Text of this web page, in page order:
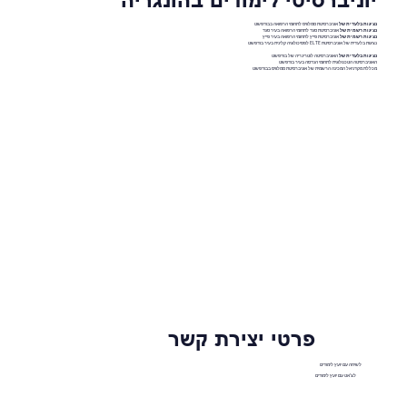
נציגות בלעדית שלאוניברסיטת סמלוויס לתחומי הרפואה בבודפשט
נציגות רשמית שלאוניברסיטת סגד לתחומי הרפואה בעיר סגד
נציגות רשמית שלאוניברסיטת פייץ לתחומי הרפואה בעיר פייץ
נציגות בלעדית של אוניברסיטת ELTE לפסיכולוגיה קלינית בעיר בודפשט
נציגות בלעדית שלהאוניברסיטה לוטרינריה של בודפשט
האוניברסיטה הטכנולוגית לתחומי הנדסה בעיר בודפשט
מכללת מקדניאל המכינה הרשמית של אוניברסיטת סמלוויס בבודפשט
פרטי יצירת קשר
לשיחה עם יועץ לימודים
לצ'אט עם יועץ לימודים